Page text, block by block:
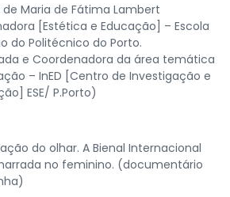
Maria de Fátima Lambert
[Estética e Educação] – Escola
do Politécnico do Porto.
e Coordenadora da área temática
– InED [Centro de Investigação e
ESE/ P.Porto)
do olhar. A Bienal Internacional
no feminino. (documentário